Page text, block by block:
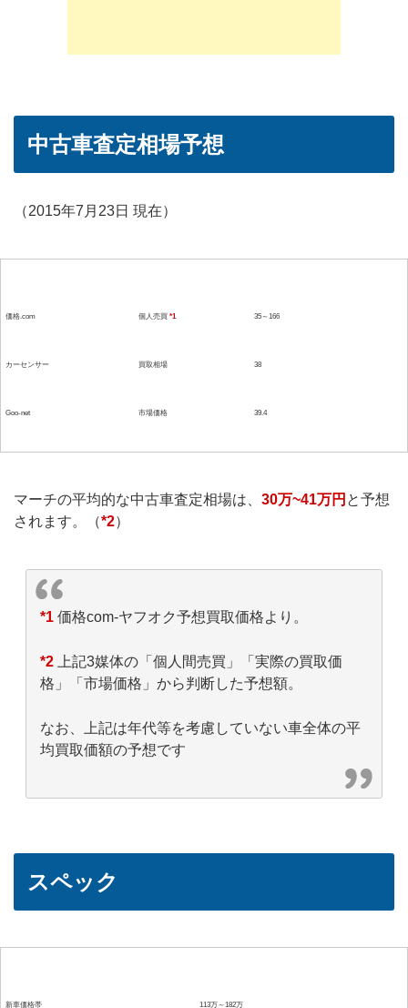
中古車査定相場予想
（2015年7月23日 現在）
価格.com 個人売買 *1 35～166
カーセンサー 買取相場 38
Goo-net 市場価格 39.4
マーチの平均的な中古車査定相場は、 30万~41万円 と予想
されます。（*2）
*1価格com-ヤフオク予想買取価格より。
*2上記3媒体の「個人間売買」「実際の買取価
格」「市場価格」から判断した予想額。
なお、上記は年代等を考慮していない車全体の平
均買取価額の予想です
スペック
新車価格帯 113万～182万